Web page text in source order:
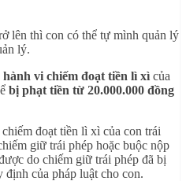
lên thì con có thể tự mình quản lý
lý.
hành vi chiếm đoạt tiền lì xì của
bị phạt tiền từ 20.000.000 đồng
đoạt tiền lì xì của con trái
giữ trái phép hoặc buộc nộp
do chiếm giữ trái phép đã bị
của pháp luật cho con.